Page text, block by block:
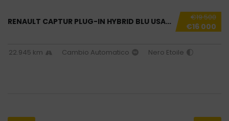
€19 500
€16 000
RENAULT CAPTUR PLUG-IN HYBRID BLU USATO NOLA...
22.945 km Cambio Automatico Nero Etoile